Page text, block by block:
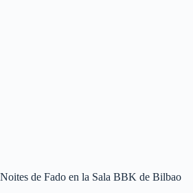
Noites de Fado en la Sala BBK de Bilbao